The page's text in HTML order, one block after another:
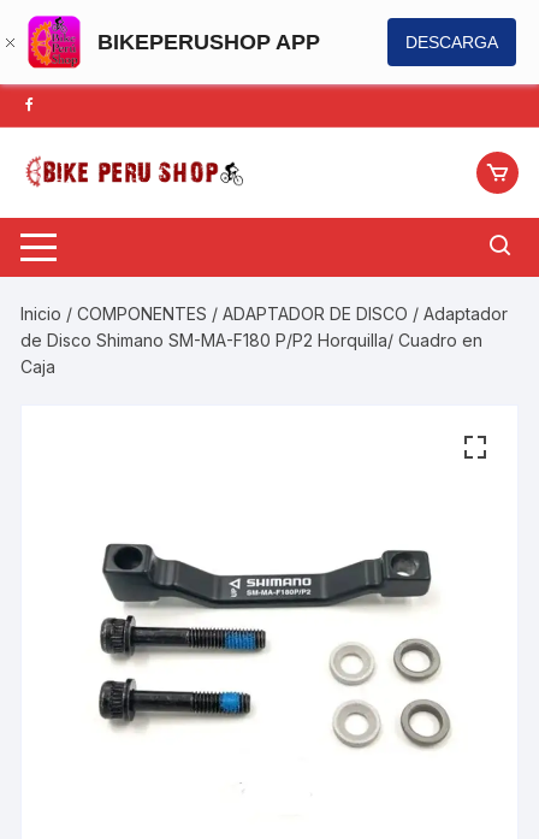
BIKEPERUSHOP APP DESCARGA
Saltar
al
contenido
Inicio /COMPONENTES /ADAPTADOR DE DISCO / Adaptador
de Disco Shimano SM-MA-F180 P/P2 Horquilla/ Cuadro en
Caja